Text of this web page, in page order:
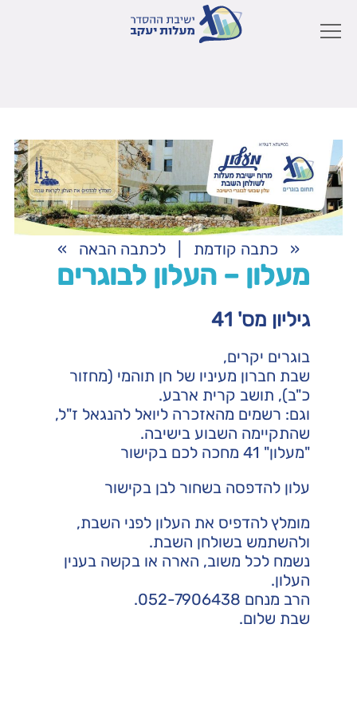
« כתבה קודמת לכתבה הבאה »
מעלון – העלון לבוגרים
גיליון מס' 41
בוגרים יקרים,
שבת חברון מעיניו של חן תוהמי (מחזור
כ"ב), תושב קרית ארבע.
וגם: רשמים מהאזכרה ליואל להנגאל ז"ל,
שהתקיימה השבוע בישיבה.
"מעלון" 41 מחכה לכם
בקישור
עלון להדפסה בשחור לבןבקישור
מומלץ להדפיס את העלון לפני השבת,
ולהשתמש בשולחן השבת.
נשמח לכל משוב, הארה או בקשה בענין
העלון.
הרב מנחם 052-7906438.
שבת שלום.